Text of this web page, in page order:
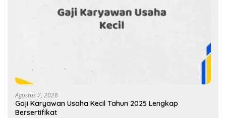
Agustus 7, 2026
Gaji Karyawan Usaha Kecil Tahun 2025 Lengkap
Bersertifikat